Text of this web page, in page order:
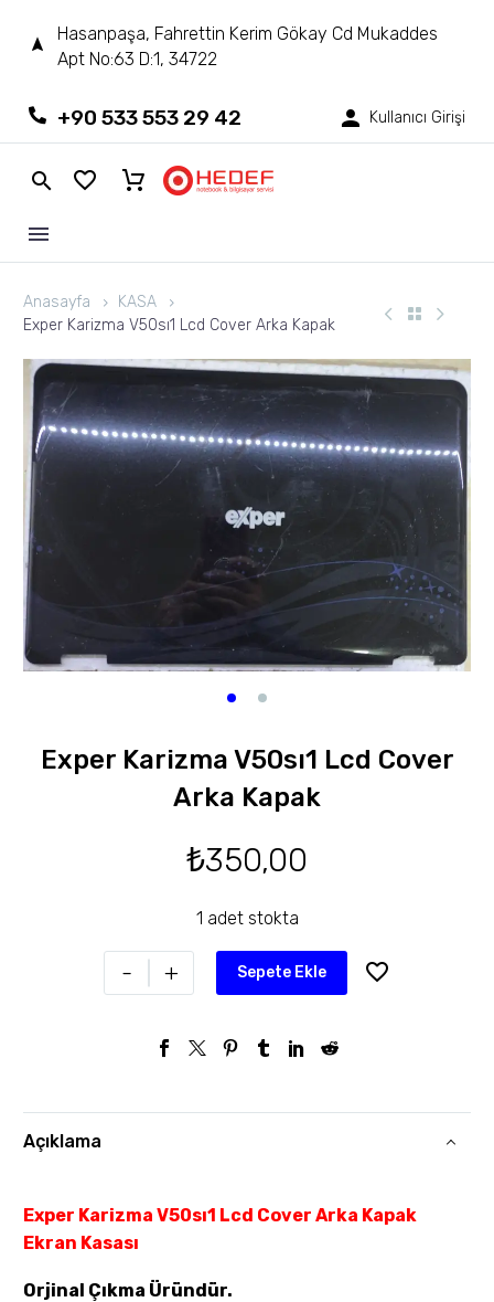
Hasanpaşa, Fahrettin Kerim Gökay Cd Mukaddes
Apt No:63 D:1, 34722
+90 533 553 29 42 Kullanıcı Girişi
Anasayfa
KASA
Exper Karizma V50sı1 Lcd Cover Arka Kapak
Exper Karizma V50sı1 Lcd Cover
Arka Kapak
₺350,00
1 adet stokta
- + Sepete Ekle
Açıklama
Exper Karizma V50sı1 Lcd Cover Arka Kapak
Ekran Kasası
Orjinal Çıkma Üründür.